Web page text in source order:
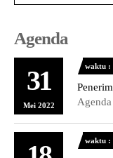
Agenda
31
Mei 2022
waktu :
waktu :